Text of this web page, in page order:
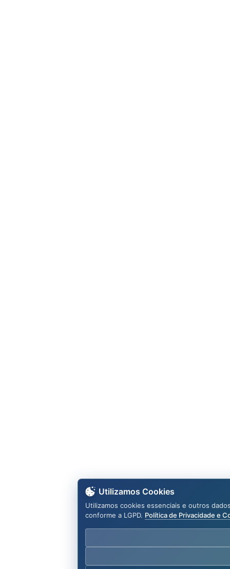
Utilizamos Cookies
Utilizamos cookies essenciais e outros
conforme a LGPD. Política de Privacidade e